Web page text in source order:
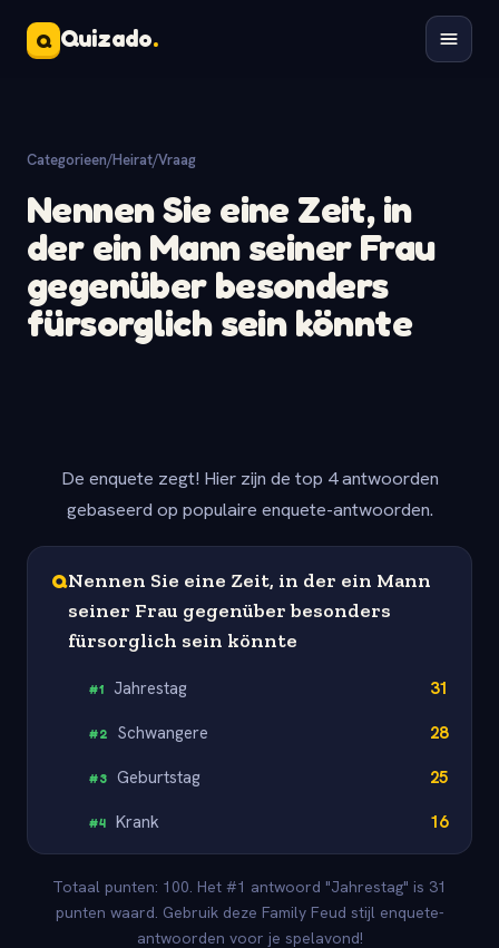
Q Quizado.
Categorieen/Heirat/Vraag
Nennen Sie eine Zeit, in
der ein Mann seiner Frau
gegenüber besonders
fürsorglich sein könnte
De enquete zegt! Hier zijn de top 4 antwoorden
gebaseerd op populaire enquete-antwoorden.
QNennen Sie eine Zeit, in der ein Mann
seiner Frau gegenüber besonders
fürsorglich sein könnte
#1 Jahrestag 31
#2 Schwangere 28
#3 Geburtstag 25
#4 Krank 16
Totaal punten: 100. Het #1 antwoord "Jahrestag" is 31
punten waard. Gebruik deze Family Feud stijl enquete-
antwoorden voor je spelavond!